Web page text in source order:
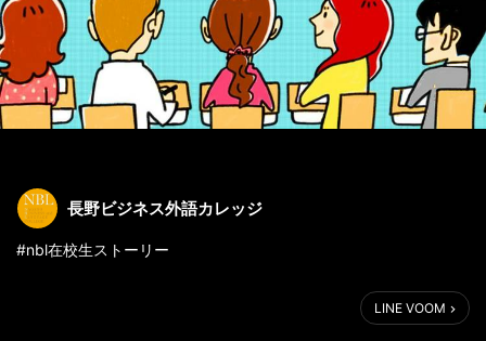
長野ビジネス外語カレッジ
#nbl在校生ストーリー
【学生の声】野球と勉強両方を教えられる会社を作ることが目標
LINE VOOM